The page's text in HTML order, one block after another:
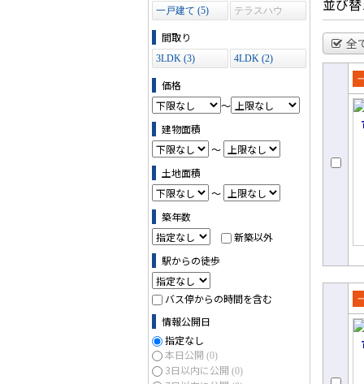
一戸建て (5)
テラスハウ
間取り
3LDK (3) 4LDK (2)
価格
～
建物面積
～
土地面積
～
築年数
新築以外
駅からの徒歩
バス停からの時間を含む
情報公開日
指定なし
本日公開 (0)
3日以内に公開 (0)
並び
全
て
て